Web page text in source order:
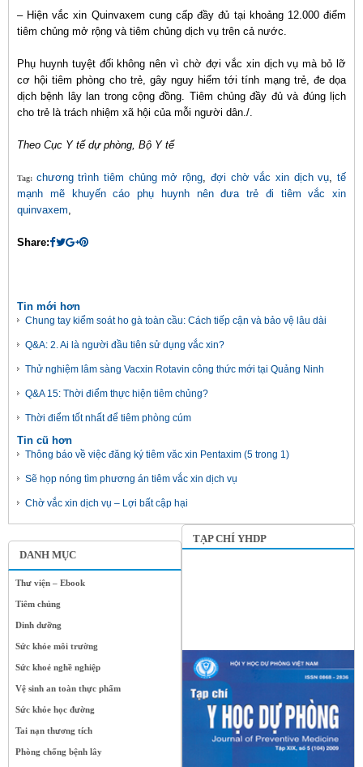
DANH MỤC
Thư viện – Ebook
Tiêm chủng
Dinh dưỡng
Sức khỏe môi trường
Sức khoẻ nghề nghiệp
Vệ sinh an toàn thực phẩm
Sức khỏe học đường
Tai nạn thương tích
Phòng chống bệnh lây
– Hiện vắc xin Quinvaxem cung cấp đầy đủ tại khoảng 12.000 điểm
tiêm chủng mở rộng và tiêm chủng dịch vụ trên cả nước.
Phụ huynh tuyệt đối không nên vì chờ đợi vắc xin dịch vụ mà bỏ lỡ
cơ hội tiêm phòng cho trẻ, gây nguy hiểm tới tính mạng trẻ, đe dọa
dịch bệnh lây lan trong cộng đồng. Tiêm chủng đầy đủ và đúng lịch
cho trẻ là trách nhiệm xã hội của mỗi người dân./.
Theo Cục Y tế dự phòng, Bộ Y tế
Tag: chương trình tiêm chủng mở rộng, đợi chờ vắc xin dịch vụ,tế
mạnh mẽ khuyến cáo phụ huynh nên đưa trẻ đi tiêm vắc xin
quinvaxem,
Share:
Tin mới hơn
Chung tay kiểm soát ho gà toàn cầu: Cách tiếp cận và bảo vệ lâu dài
Q&A: 2. Ai là người đầu tiên sử dụng vắc xin?
Thử nghiệm lâm sàng Vacxin Rotavin công thức mới tại Quảng Ninh
Q&A 15: Thời điểm thực hiện tiêm chủng?
Thời điểm tốt nhất để tiêm phòng cúm
Tin cũ hơn
Thông báo về việc đăng ký tiêm văc xin Pentaxim (5 trong 1)
Sẽ họp nóng tìm phương án tiêm vắc xin dịch vụ
Chờ vắc xin dịch vụ – Lợi bất cập hại
TẠP CHÍ YHDP